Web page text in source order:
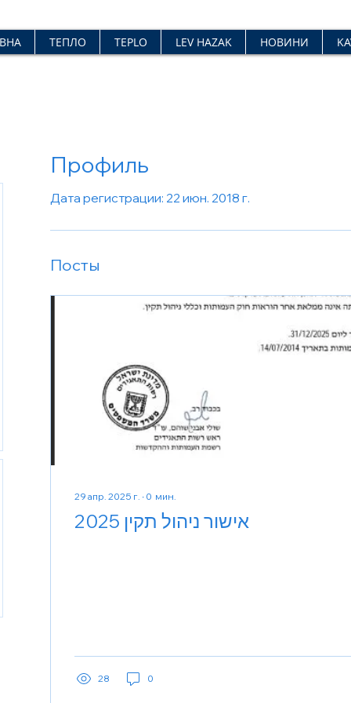
ТЕПЛО TEPLO LEV HAZAK НОВИНИ
Профиль
Дата регистрации: 22 июн. 2018 г.
Посты
29 апр. 2025 г. ∙ 0 мин.
אישור ניהול תקין 2025
28 0